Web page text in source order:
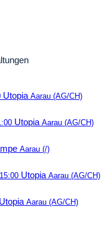
Utopia Aarau (AG/CH)
Utopia Aarau (AG/CH)
Aarau (/)
Utopia Aarau (AG/CH)
Utopia Aarau (AG/CH)